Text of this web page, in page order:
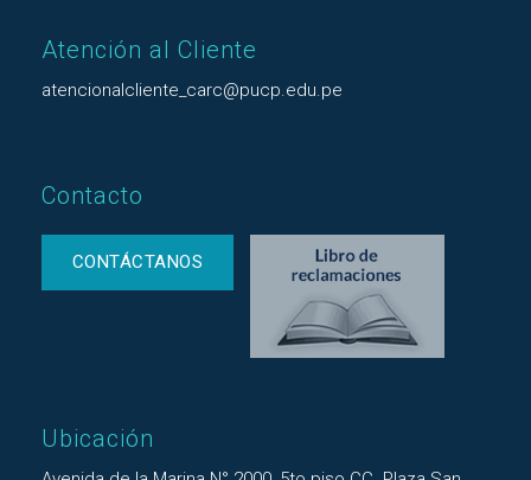
Atención al Cliente
atencionalcliente_carc@pucp.edu.pe
Contacto
CONTÁCTANOS
Ubicación